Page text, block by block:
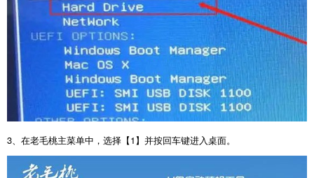
3 、在老毛桃主菜单中，选择【1】并按回车键进入桌面。